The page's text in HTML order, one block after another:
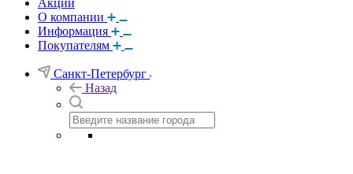
Акции
О компании
Информация
Покупателям
Санкт-Петербург
Назад